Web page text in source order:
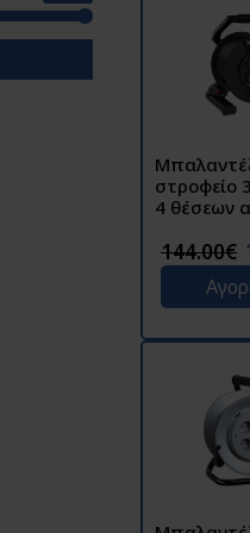
στροφείο 3x1.5 25m
4 θέσεων
9250002-p
144.00€